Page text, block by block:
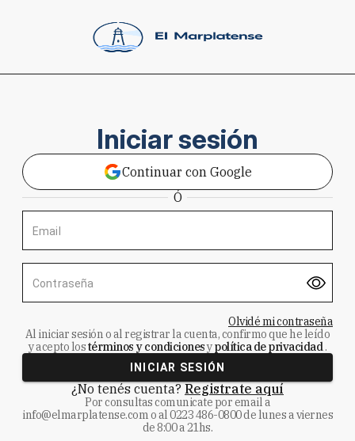
Iniciar sesión
Continuar con Google
Ó
Email
Contraseña
Olvidé mi contraseña
Al iniciar sesión o al registrar la cuenta, confirmo que he leído
y acepto lostérminos y condicionesypolítica de privacidad.
INICIAR SESIÓN
¿No tenés cuenta? Registrate aquí
Por consultas comunicate por email a
info@elmarplatense.como al0223 486-0800de lunes a viernes
de 8:00 a 21hs.